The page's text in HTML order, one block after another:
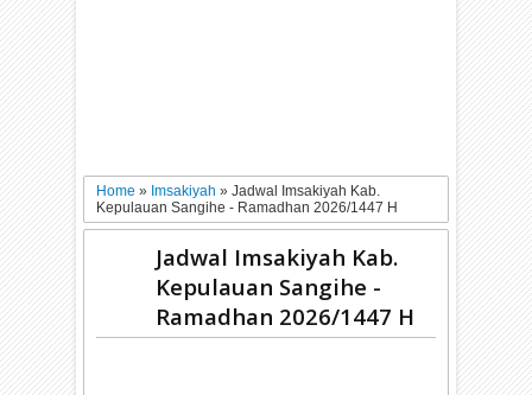
Home» Imsakiyah»Jadwal Imsakiyah Kab.
Kepulauan Sangihe - Ramadhan 2026/1447 H
Jadwal Imsakiyah Kab.
Kepulauan Sangihe -
Ramadhan 2026/1447 H